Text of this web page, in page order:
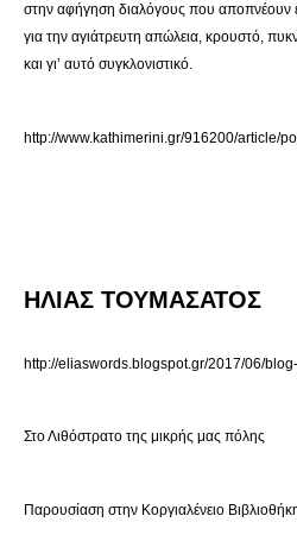
στην αφήγηση διαλόγους που αποπνέουν
για την αγιάτρευτη απώλεια, κρουστό,
και γι’ αυτό συγκλονιστικό.
http://www.kathimerini.gr/916200/article/
ΗΛΙΑΣ ΤΟΥΜΑΣΑΤΟΣ
http://eliaswords.blogspot.gr/2017/06/
Στο Λιθόστρατο της μικρής μας πόλης
Παρουσίαση στην Κοργιαλένειο